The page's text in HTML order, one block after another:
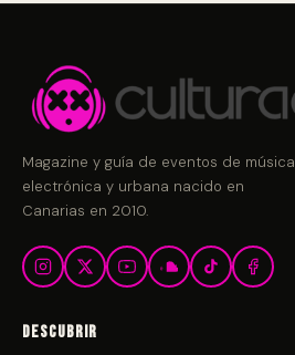
Magazine y guía de eventos de música
electrónica y urbana nacido en
Canarias en 2010.
Descubrir